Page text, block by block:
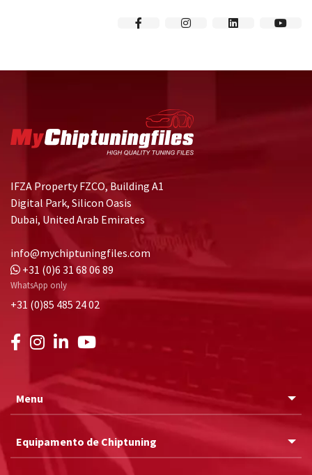
IFZA Property FZCO, Building A1
Digital Park, Silicon Oasis
Dubai, United Arab Emirates
info@mychiptuningfiles.com
+31 (0)6 31 68 06 89
WhatsApp only
+31 (0)85 485 24 02
Menu
Equipamento de Chiptuning